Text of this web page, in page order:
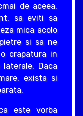
de aceea,
sa eviti sa
mica acolo
si sa ne
crapatura in
Daca
exista si
este vorba